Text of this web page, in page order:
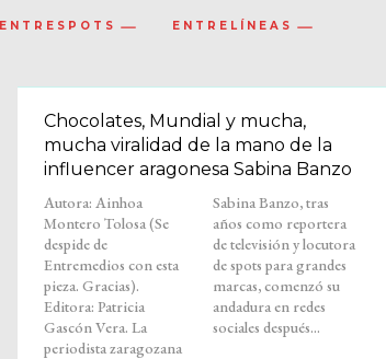
ENTRESPOTS ENTRELÍNEAS
Chocolates, Mundial y mucha,
mucha viralidad de la mano de la
influencer aragonesa Sabina Banzo
Autora: Ainhoa
Montero Tolosa (Se
despide de
Entremedios con esta
pieza. Gracias).
Editora: Patricia
Gascón Vera. La
periodista zaragozana
Sabina Banzo, tras
años como reportera
de televisión y locutora
de spots para grandes
marcas, comenzó su
andadura en redes
sociales después...